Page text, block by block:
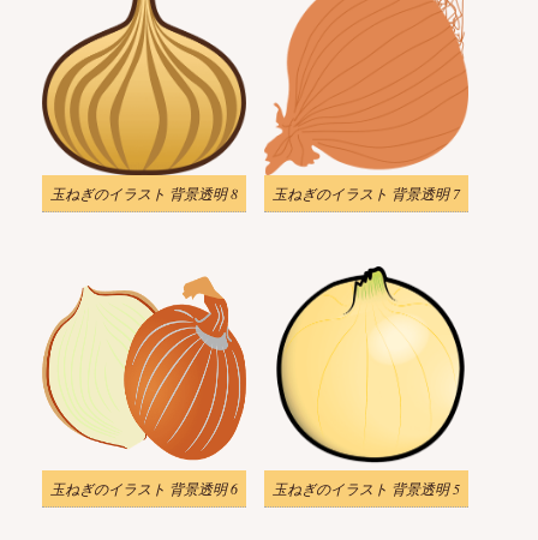
玉ねぎのイラスト 背景透明 8 玉ねぎのイラスト 背景透明 7
玉ねぎのイラスト 背景透明 6 玉ねぎのイラスト 背景透明 5